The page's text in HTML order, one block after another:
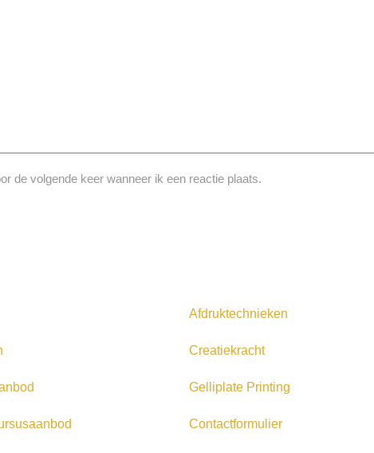
de volgende keer wanneer ik een reactie plaats.
Afdruktechnieken
Creatiekracht
Gelliplate Printing
Contactformulier